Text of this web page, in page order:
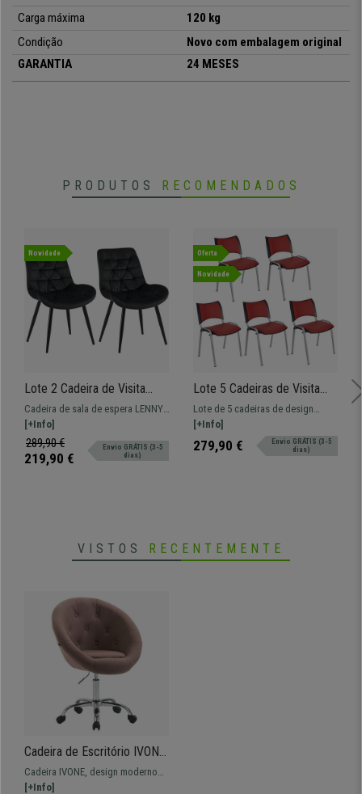
Carga máxima
120 kg
Condição
Novo com embalagem original
GARANTIA
24 MESES
PRODUTOS RECOMENDADOS
Novidade
Lote 2 Cadeira de Visita
LENNY, Pernas em Metal
Preto, Em Veludo, Cor Preto
Cadeira de sala de espera LENNY,
um modelo moderno ideal para
deixar as suas visitas
confortáveis!
[+Info]
289,90 €
219,90 €
Envio GRÁTIS (3-5
dias)
Oferta
Novidade
Lote 5 Cadeiras de Visita
ROMEL PELE, Prática e
Empilhável, Pernas Cinza,
Lote de 5 cadeiras de design
prático e versátil ROMEL.
Confortável, resistente e com
design moderno.
[+Info]
279,90 €
Envio GRÁTIS (3-5
dias)
VISTOS RECENTEMENTE
Cadeira de Escritório IVONE
Elegante, Base Metálica,
Pano, Cor Castanho
Cadeira IVONE, design moderno
elegante disponível numa ampla
[+Info]